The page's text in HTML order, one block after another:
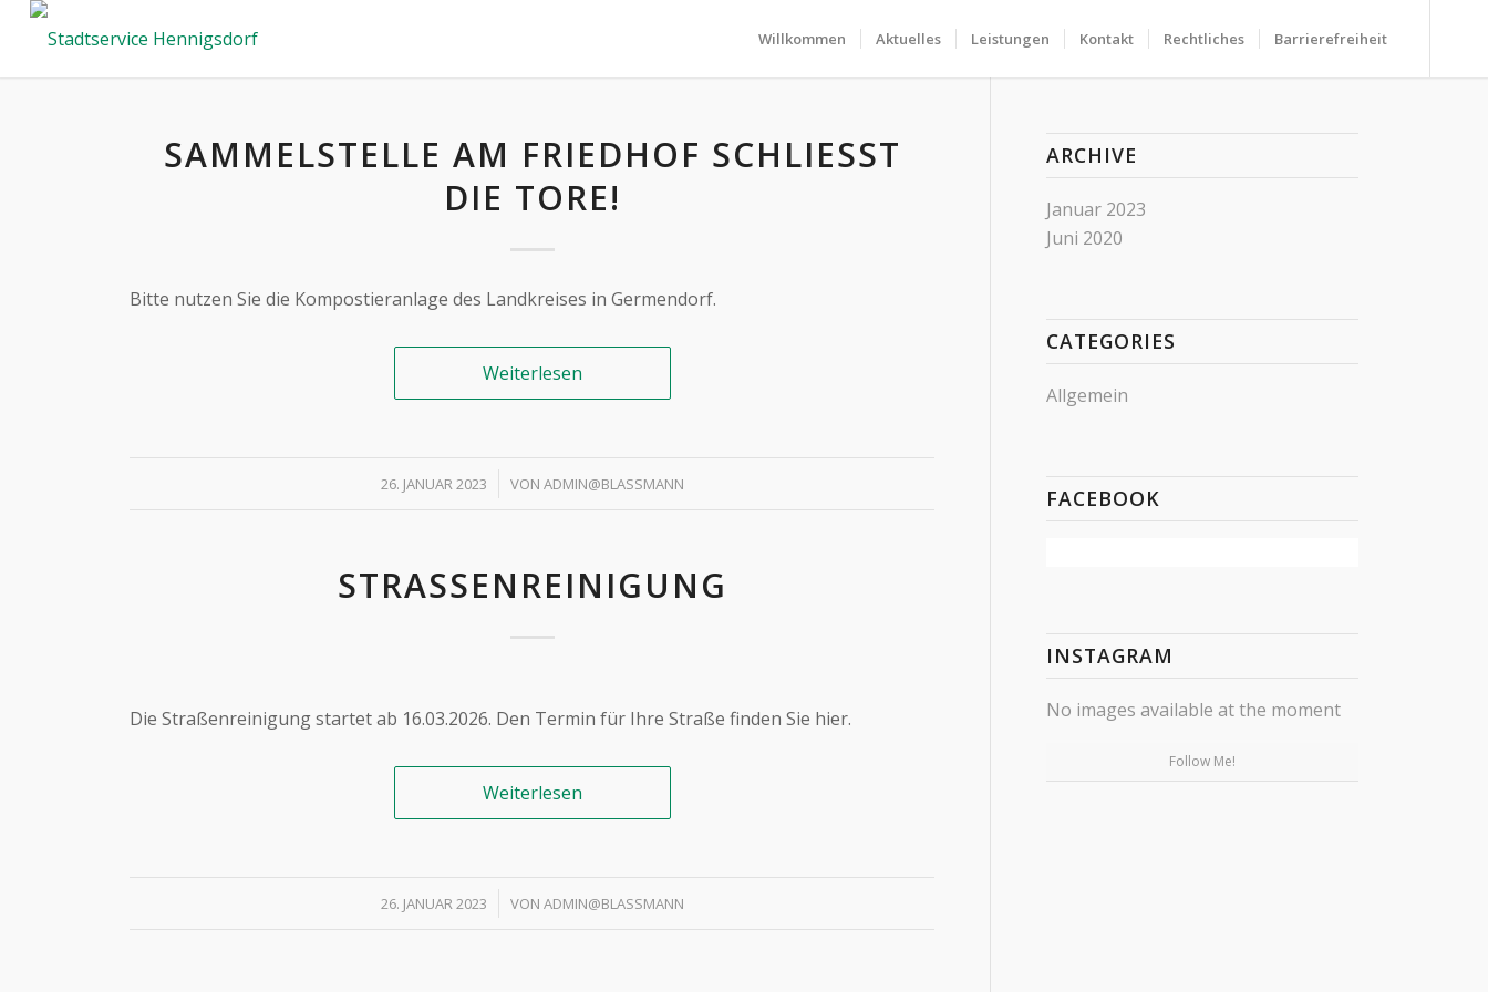
Willkommen Aktuelles Leistungen Kontakt Rechtliches Barrierefreiheit
SAMMELSTELLE AM FRIEDHOF SCHLIESST D
IE TORE!
Bitte nutzen Sie die Kompostieranlage des Landkreises in Germendorf.
Weiterlesen
26. JANUAR 2023
/ VON ADMIN@BLASSMANN
STRASSENREINIGUNG
Die Straßenreinigung startet ab 16.03.2026. Den Termin für Ihre Straße finden Sie hier.
Weiterlesen
26. JANUAR 2023
/ VON ADMIN@BLASSMANN
ARCHIVE
Januar 2023
Juni 2020
CATEGORIES
Allgemein
FACEBOOK
INSTAGRAM
No images available at the moment
Follow Me!